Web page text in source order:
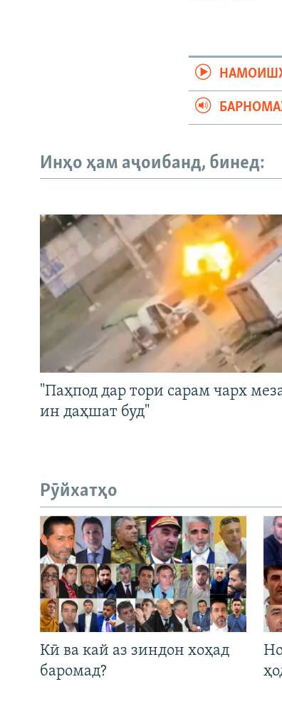
Инҳо ҳам аҷоибанд, бинед:
"Паҳпод дар тори сарам чарх
ин даҳшат буд"
Рӯйхатҳо
Кӣ ва кай аз зиндон хоҳад
баромад?